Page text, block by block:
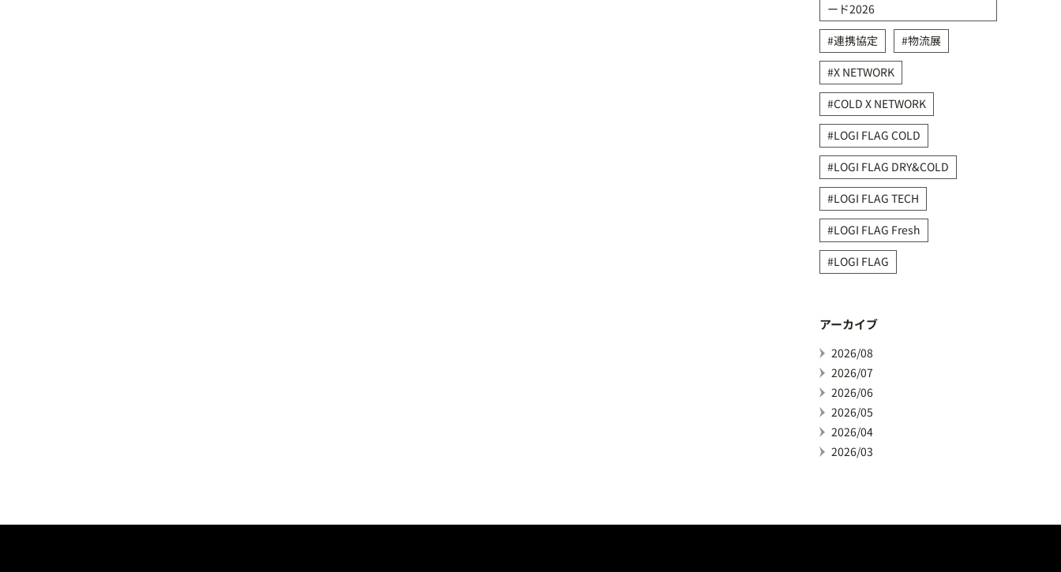
ード2026
連携協定
物流展
X NETWORK
COLD X NETWORK
LOGI FLAG COLD
LOGI FLAG DRY&COLD
LOGI FLAG TECH
LOGI FLAG Fresh
LOGI FLAG
アーカイブ
2026/08
2026/07
2026/06
2026/05
2026/04
2026/03